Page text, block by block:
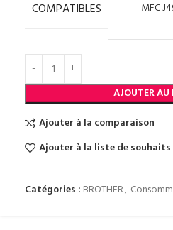
COMPATIBLES
MFC
AJOUTER AU
Ajouter à la comparaison
Ajouter à la liste de souhaits
Catégories : BROTHER,